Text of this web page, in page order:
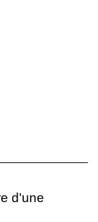
d'une